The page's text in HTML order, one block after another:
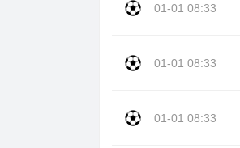
01-01 08:33
01-01 08:33
01-01 08:33